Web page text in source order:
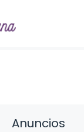
Anuncios